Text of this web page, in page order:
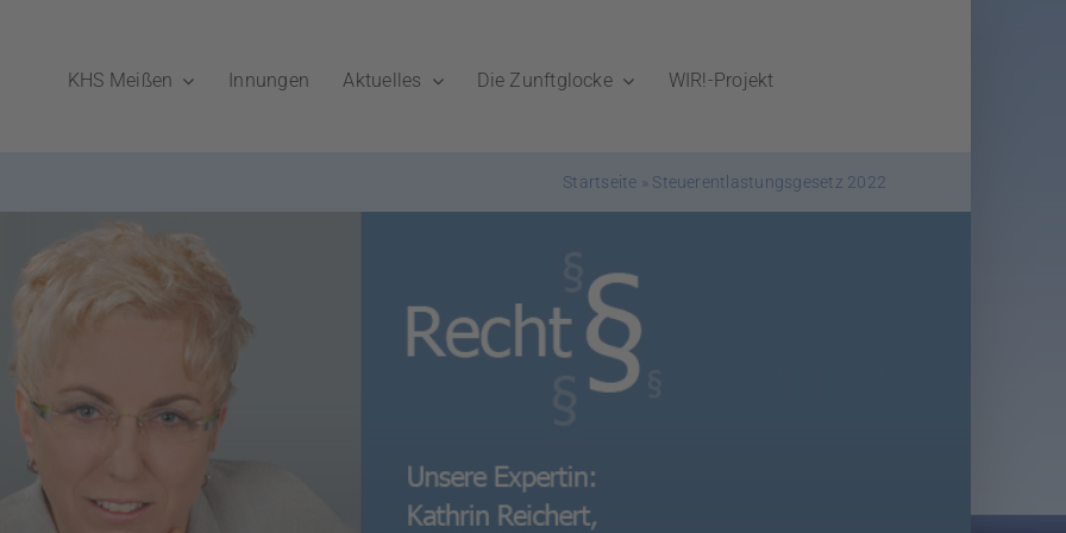
KHS Meißen Innungen Aktuelles Die Zunftglocke WIR!-Projekt
Startseite » Steuerentlastungsgesetz 2022